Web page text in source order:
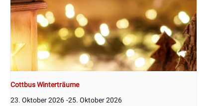
Cottbus Winterträume
23. Oktober 2026 -25. Oktober 2026